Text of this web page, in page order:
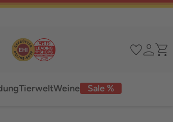
Sale %
TierweltWeine